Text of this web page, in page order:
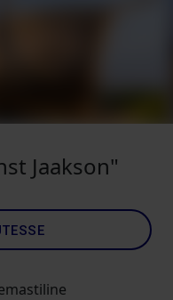
Jaakson"